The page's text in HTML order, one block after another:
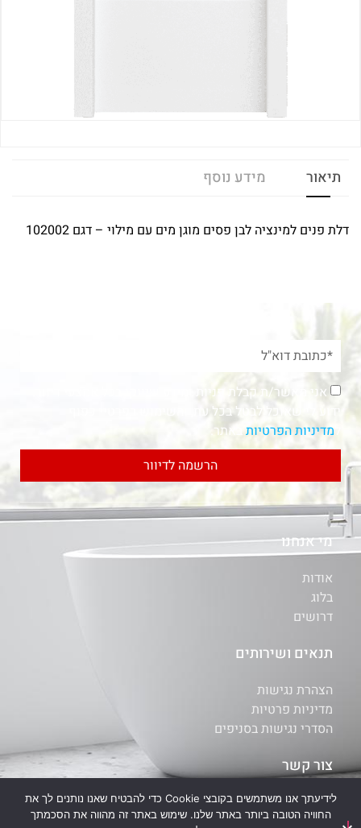
תיאור מידע נוסף
דלת פנים למינציה לבן פסים מוגן מים עם מילוי – דגם 102002
אני מאשר/ת קבלת פניות ומידע שיווקי בכל אמצעי דיוור.
ידוע לי שאוכל לבטל בכל עת, והשימוש בפרטיי כפוף
למדיניות הפרטיותבאתר.
הרשמה לדיוור
מי אנחנו
אודות
בלוג
דרושים
תנאים ושירותים
הצהרת נגישות
מדיניות פרטיות
הסדרי נגישות בסניפים
צור קשר
איתור סניף
יצירת קשר
לידיעתך אנו משתמשים בקובצי Cookie כדי להבטיח שאנו נותנים לך את
החוויה הטובה ביותר באתר שלנו. שימוש באתר זה מהווה את הסכמתך